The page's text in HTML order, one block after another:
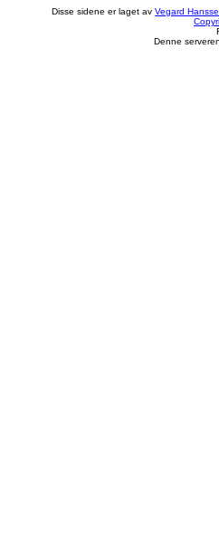
Disse sidene er laget av Vegard
Denne